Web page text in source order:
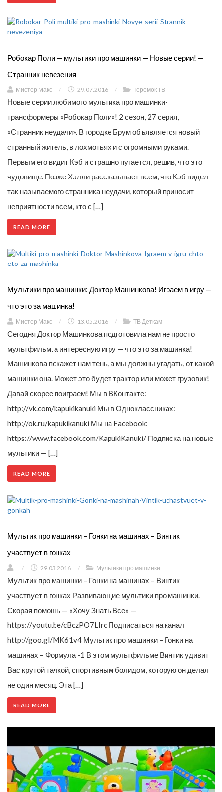
Робокар Поли — мультики про машинки — Новые серии! —
Странник невезения
Мистер Макс / 29.07.2016 / Теремок ТВ
Новые серии любимого мультика про машинки-
трансформеры «Робокар Поли»! 2 сезон, 27 серия,
«Странник неудачи». В городке Брум объявляется новый
странный житель, в лохмотьях и с огромными руками.
Первым его видит Кэб и страшно пугается, решив, что это
чудовище. Позже Хэлли рассказывает всем, что Кэб видел
так называемого странника неудачи, который приносит
неприятности всем, кто с […]
READ MORE
Мультики про машинки: Доктор Машинкова! Играем в игру —
что это за машинка!
Мистер Макс / 13.05.2016 / ТВ Деткам
Сегодня Доктор Машинкова подготовила нам не просто
мультфильм, а интересную игру — что это за машинка!
Машинкова покажет нам тень, а мы должны угадать, от какой
машинки она. Может это будет трактор или может грузовик!
Давай скорее поиграем! Мы в ВКонтакте:
http://vk.com/kapukikanuki Мы в Одноклассниках:
http://ok.ru/kapukikanuki Мы на Facebook:
https://www.facebook.com/KapukiKanuki/ Подписка на новые
мультики — […]
READ MORE
Мультик про машинки – Гонки на машинах – Винтик
участвует в гонках
/ 29.03.2016 / Мультики про машинки
Мультик про машинки – Гонки на машинах – Винтик
участвует в гонках Развивающие мультики про машинки.
Скорая помощь — «Хочу Знать Все» —
https://youtu.be/cBczPO7LIrc Подписаться на канал
http://goo.gl/MK61v4 Мультик про машинки – Гонки на
машинах – Формула -1 В этом мультфильме Винтик удивит
Вас крутой тачкой, спортивным болидом, которую он делал
не один месяц. Эта […]
READ MORE